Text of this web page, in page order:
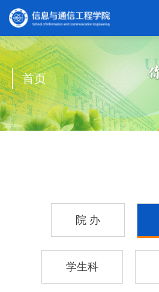
首页
院 办
学生科